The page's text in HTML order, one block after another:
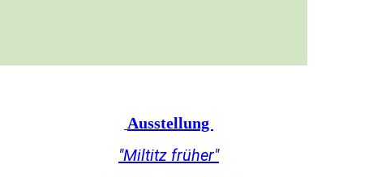
Ausstellung
"Miltitz früher"